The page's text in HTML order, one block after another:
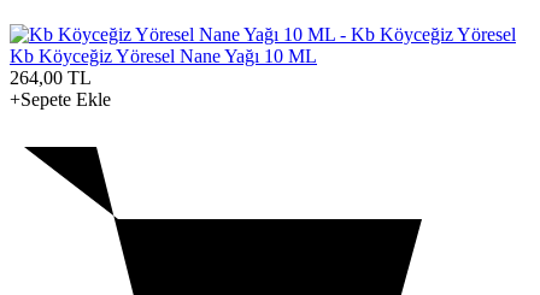
Kb Köyceğiz Yöresel Nane Yağı 10 ML
264,00 TL
+Sepete Ekle